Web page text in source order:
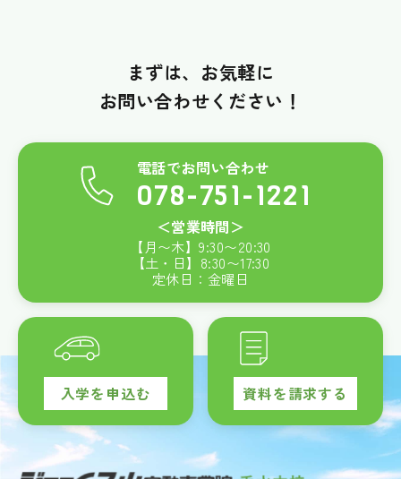
まずは、お気軽に
お問い合わせください！
電話でお問い合わせ
078-751-1221
＜営業時間＞
【月〜木】9:30〜20:30
【土・日】 8:30〜17:30
定休日：金曜日
入学を申込む 資料を請求する